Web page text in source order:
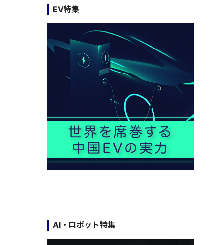
EV特集
AI・ロボット特集